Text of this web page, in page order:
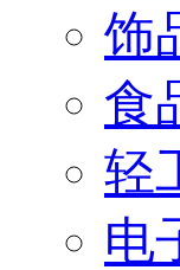
饰
食
轻
电